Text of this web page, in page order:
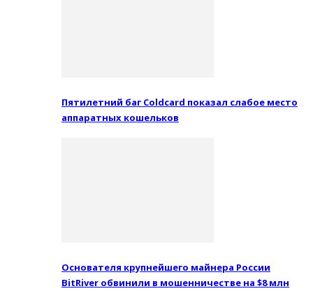
Пятилетний баг Coldcard показал слабое место
аппаратных кошельков
Основателя крупнейшего майнера России
BitRiver обвинили в мошенничестве на $8 млн